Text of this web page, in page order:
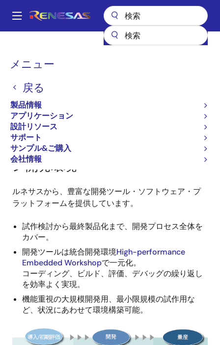
ン
Main
メニュー
戻る
製品情報
アプリケーション
設計リソース
サポート
サンプル&ご購入
会社情報
パ
く
ず
マイクロコントローラとマイクロプロセッサ
R8Cファミリ 開発環境
R8Cファミリ 開発環境
R8Cファミリ用アプリケーショ
ン開発環境
ルネサスから、豊富な開発ツール・ソフトウェア・プ
ラットフォームを提供しています。
試作検討から最終製品化まで、開発プロセス全体を
カバー。
開発ツールは統合開発環境High-performance
Embedded Workshopで一元化。
コーディング、ビルド、評価、デバッグの繰り返し
を効率よく実現。
機能重視の大規模開発用、最小限規模の試作用な
ど、状況にあわせて環境構築可能。